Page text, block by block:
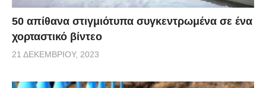
50 απίθανα στιγμιότυπα συγκεντρωμένα σε ένα
χορταστικό βίντεο
21 ΔΕΚΕΜΒΡΊΟΥ, 2023